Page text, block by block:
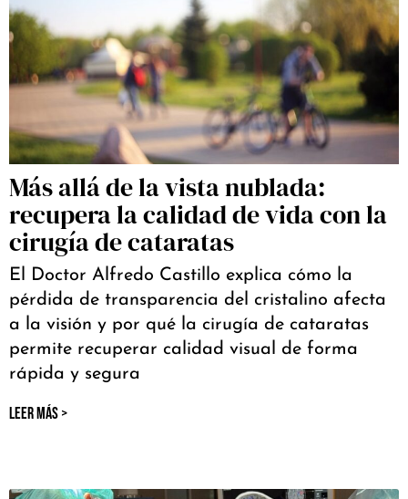
Más allá de la vista nublada:
recupera la calidad de vida con la
cirugía de cataratas
El Doctor Alfredo Castillo explica cómo la
pérdida de transparencia del cristalino afecta
a la visión y por qué la cirugía de cataratas
permite recuperar calidad visual de forma
rápida y segura
LEER MÁS >